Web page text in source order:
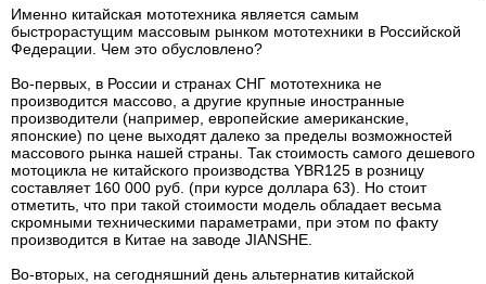
Именно китайская мототехника является самым
быстрорастущим массовым рынком мототехники в Российской
Федерации. Чем это обусловлено?
Во-первых, в России и странах СНГ мототехника не
производится массово, а другие крупные иностранные
производители (например, европейские американские,
японские) по цене выходят далеко за пределы возможностей
массового рынка нашей страны. Так стоимость самого дешевого
мотоцикла не китайского производства YBR125 в розницу
составляет 160 000 руб. (при курсе доллара 63). Но стоит
отметить, что при такой стоимости модель обладает весьма
скромными техническими параметрами, при этом по факту
производится в Китае на заводе JIANSHE.
Во-вторых, на сегодняшний день альтернатив китайской